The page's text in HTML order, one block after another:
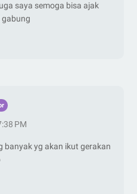
saya semoga bisa ajak
PM
banyak yg akan ikut gerakan